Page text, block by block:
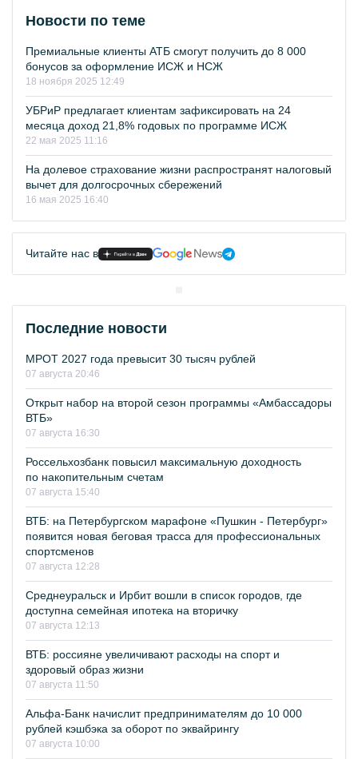
Новости по теме
Премиальные клиенты АТБ смогут получить до 8 000
бонусов за оформление ИСЖ и НСЖ
18 ноября 2025 12:49
УБРиР предлагает клиентам зафиксировать на 24
месяца доход 21,8% годовых по программе ИСЖ
22 мая 2025 11:16
На долевое страхование жизни распространят налоговый
вычет для долгосрочных сбережений
16 мая 2025 16:40
Читайте нас в
Последние новости
МРОТ 2027 года превысит 30 тысяч рублей
07 августа 20:46
Открыт набор на второй сезон программы «Амбассадоры
ВТБ»
07 августа 16:30
Россельхозбанк повысил максимальную доходность
по накопительным счетам
07 августа 15:40
ВТБ: на Петербургском марафоне «Пушкин - Петербург»
появится новая беговая трасса для профессиональных
спортсменов
07 августа 12:28
Среднеуральск и Ирбит вошли в список городов, где
доступна семейная ипотека на вторичку
07 августа 12:13
ВТБ: россияне увеличивают расходы на спорт и
здоровый образ жизни
07 августа 11:50
Альфа-Банк начислит предпринимателям до 10 000
рублей кэшбэка за оборот по эквайрингу
07 августа 10:00